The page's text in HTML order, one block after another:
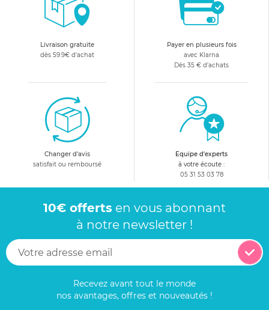
Livraison gratuite
dès 59.9€ d'achat
Payer en plusieurs fois
avec Klarna
Dès 35 € d'achats
Changer d'avis
satisfait ou remboursé
Equipe d'experts
à votre écoute :
05 31 53 03 78
10€ offerts en vous abonnant
à notre newsletter !
Recevez avant tout le monde
nos avantages, offres et nouveautés !